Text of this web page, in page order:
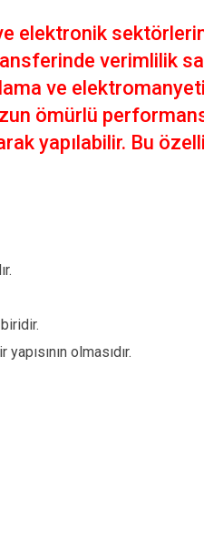
elektronik
verimlilik
ve
ömürlü
yapılabilir. Bu
olmasıdır.